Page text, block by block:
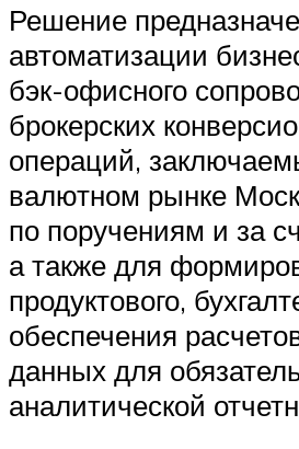
Решение
автоматизации
бэк-офисного
брокерских
операций,
валютном рынке
по поручениям и за
а также для
продуктового,
обеспечения
данных для
аналитической